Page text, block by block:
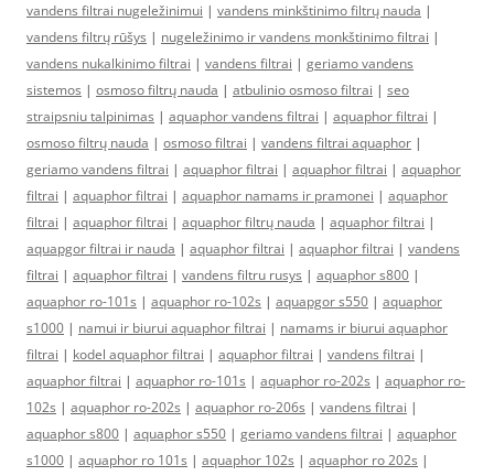
vandens filtrai nugeležinimui | vandens minkštinimo filtrų nauda |
vandens filtrų rūšys | nugeležinimo ir vandens monkštinimo filtrai |
vandens nukalkinimo filtrai | vandens filtrai | geriamo vandens
sistemos | osmoso filtrų nauda | atbulinio osmoso filtrai | seo
straipsniu talpinimas | aquaphor vandens filtrai | aquaphor filtrai |
osmoso filtrų nauda | osmoso filtrai | vandens filtrai aquaphor |
geriamo vandens filtrai | aquaphor filtrai | aquaphor filtrai | aquaphor
filtrai | aquaphor filtrai | aquaphor namams ir pramonei | aquaphor
filtrai | aquaphor filtrai | aquaphor filtrų nauda | aquaphor filtrai |
aquapgor filtrai ir nauda | aquaphor filtrai | aquaphor filtrai | vandens
filtrai | aquaphor filtrai | vandens filtru rusys | aquaphor s800 |
aquaphor ro-101s | aquaphor ro-102s | aquapgor s550 | aquaphor
s1000 | namui ir biurui aquaphor filtrai | namams ir biurui aquaphor
filtrai | kodel aquaphor filtrai | aquaphor filtrai | vandens filtrai |
aquaphor filtrai | aquaphor ro-101s | aquaphor ro-202s | aquaphor ro-
102s | aquaphor ro-202s | aquaphor ro-206s | vandens filtrai |
aquaphor s800 | aquaphor s550 | geriamo vandens filtrai | aquaphor
s1000 | aquaphor ro 101s | aquaphor 102s | aquaphor ro 202s |